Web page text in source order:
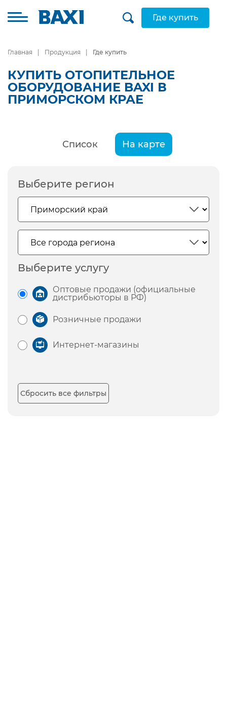
Где купить
Главная Продукция Где купить
КУПИТЬ ОТОПИТЕЛЬНОЕ
ОБОРУДОВАНИЕ BAXI В
ПРИМОРСКОМ КРАЕ
Список На карте
Выберите регион
Выберите услугу
Оптовые продажи (официальные
дистрибьюторы в РФ)
Розничные продажи
Интернет-магазины
Сбросить все фильтры